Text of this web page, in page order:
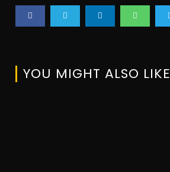
YOU MIGHT ALSO LIKE